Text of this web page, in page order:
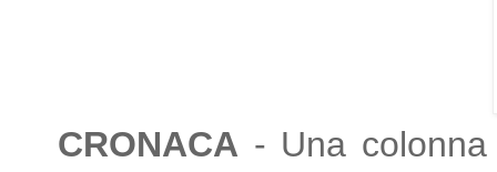
CRONACA - Una